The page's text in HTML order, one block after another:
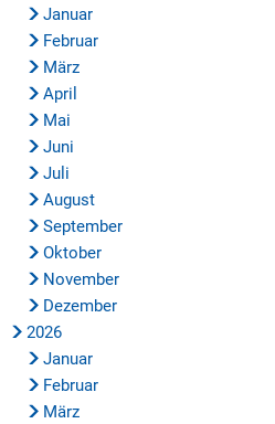
Januar
Februar
März
April
Mai
Juni
Juli
August
September
Oktober
November
Dezember
2026
Januar
Februar
März